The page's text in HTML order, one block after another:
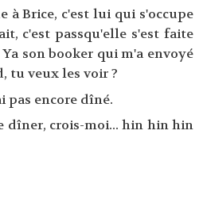
à Brice, c'est lui qui s'occupe
c'est passqu'elle s'est faite
son booker qui m'a envoyé
tu veux les voir ?
pas encore dîné.
dîner, crois-moi... hin hin hin